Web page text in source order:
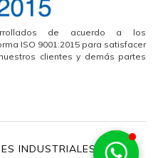
de acuerdo a los
ISO 9001:2015 para satisfacer
clientes y demás partes
INDUSTRIALES, S.A.